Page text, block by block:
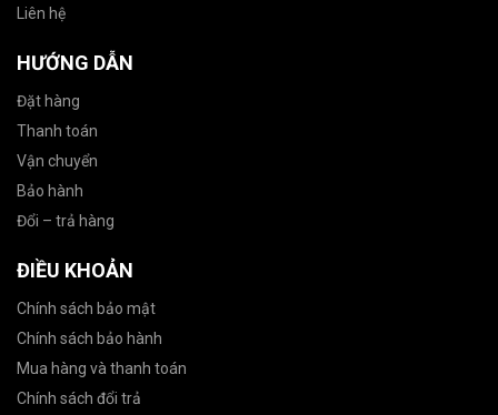
Liên hệ
HƯỚNG DẪN
Đặt hàng
Thanh toán
Vận chuyển
Bảo hành
Đổi – trả hàng
ĐIỀU KHOẢN
Chính sách bảo mật
Chính sách bảo hành
Mua hàng và thanh toán
Chính sách đổi trả